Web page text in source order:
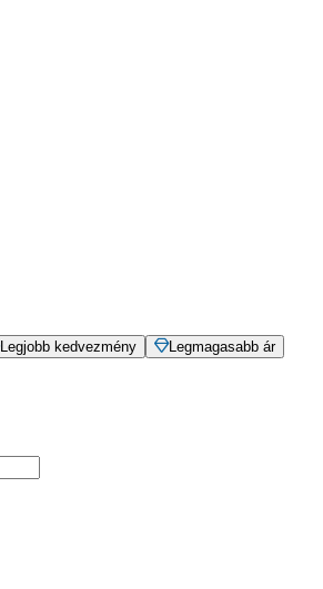
Legjobb kedvezmény Legmagasabb ár